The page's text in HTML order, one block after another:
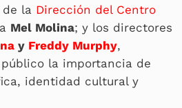
la Dirección del Centro
Mel Molina; y los directores
y Freddy Murphy,
la importancia de
identidad cultural y